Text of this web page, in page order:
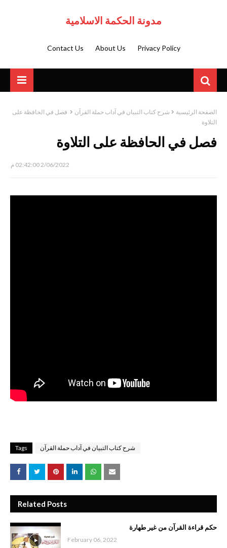
مدونة الحكمة الاسلامية
Privacy Policy
About Us
Contact Us
الصفحة الرئيسية شرح كتاب التبيان في آداب حملة القرآن
فصل في الحافظة على
التلاوة
فصل في الحافظة على التلاوة
2/06/2022 02:42:00 م
Tags شرح كتاب التبيان في آداب حملة القرآن
Related Posts
حكم قراءة القرآن من غير طهارة
February 06, 2022